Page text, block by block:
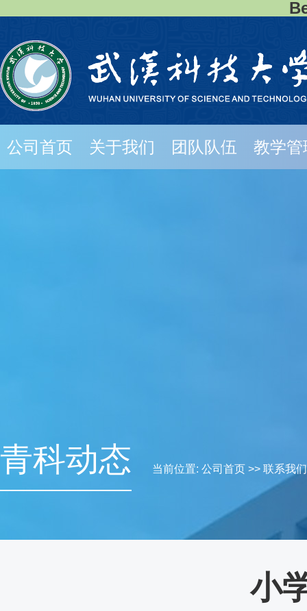
公司首页 关于我们 团队队伍 教学管
青科动态 当前位置: 公司首页 >> 联系我们
小